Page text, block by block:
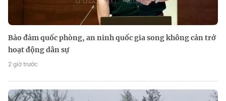
Bảo đảm quốc phòng, an ninh quốc gia song không cản trở
hoạt động dân sự
2 giờ trước